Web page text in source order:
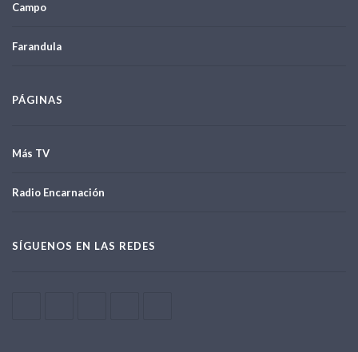
Campo
Farandula
PÁGINAS
Más TV
Radio Encarnación
SÍGUENOS EN LAS REDES